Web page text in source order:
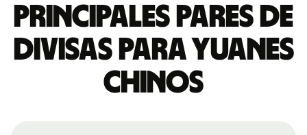
Principales pares de
divisas para yuanes
chinos